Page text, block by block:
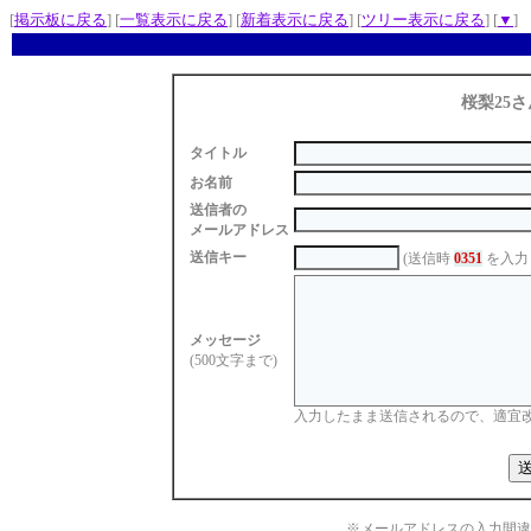
[掲示板に戻る] [一覧表示に戻る] [新着表示に戻る] [ツリー表示に戻る] [▼ ]
桜梨25さ
タイトル
お名前
送信者の
メールアドレス
送信キー
(送信時 0351を入力
メッセージ
(500文字まで)
入力したまま送信されるので、適宜